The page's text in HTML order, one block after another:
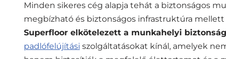
Minden sikeres cég alapja tehát a biztonságos
megbízható és biztonságos infrastruktúra
Superfloor elkötelezett a munkahelyi
padlófelújítási szolgáltatásokat kínál, amelyek